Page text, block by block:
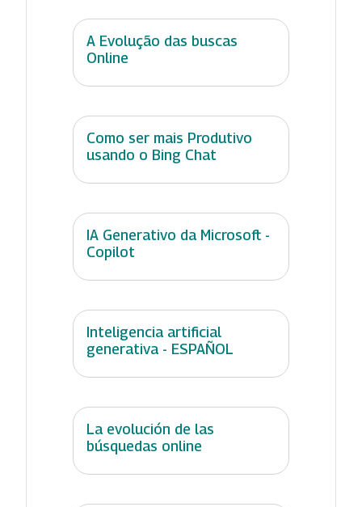
A Evolução das buscas
Online
Como ser mais Produtivo
usando o Bing Chat
IA Generativo da Microsoft -
Copilot
Inteligencia artificial
generativa - ESPAÑOL
La evolución de las
búsquedas online